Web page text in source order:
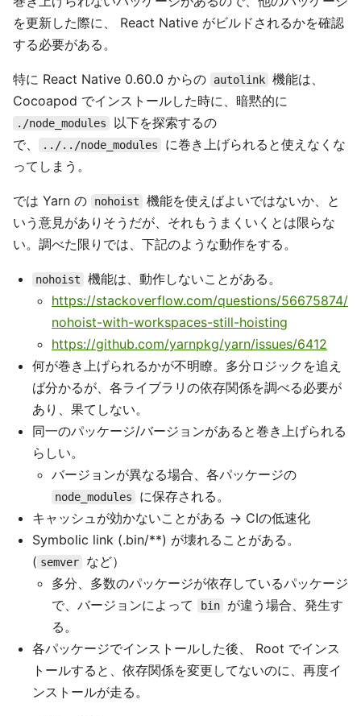
を更新した際に、 React Native がビルドされるかを確認
する必要がある。
特に React Native 0.60.0 からの autolink 機能は、
Cocoapod でインストールした時に、暗黙的に
./node_modules
以下を探索するの
で、
../../node_modules
に巻き上げられると使えなくな
ってしまう。
では Yarn の nohoist
機能を使えばよいではないか、と
いう意見がありそうだが、それもうまくいくとは限らな
い。調べた限りでは、下記のような動作をする。
nohoist
機能は、動作しないことがある。
https://stackoverflow.com/questions/56675874/
nohoist-with-workspaces-still-hoisting
https://github.com/yarnpkg/yarn/issues/6412
何が巻き上げられるかが不明瞭。多分ロジックを追え
ば分かるが、各ライブラリの依存関係を調べる必要が
あり、果てしない。
同一のパッケージ/バージョンがあると巻き上げられる
らしい。
バージョンが異なる場合、各パッケージの
node_modules
に保存される。
キャッシュが効かないことがある → CIの低速化
Symbolic link (.bin/**) が壊れることがある。
( semver
など）
多分、多数のパッケージが依存しているパッケージ
で、バージョンによって
bin
が違う場合、発生す
る。
各パッケージでインストールした後、 Root でインス
トールすると、依存関係を変更してないのに、再度イ
ンストールが走る。